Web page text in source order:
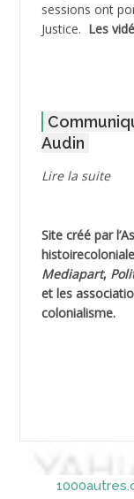
ADOUL Arab *
AGOULMINE
AHLOUCHE
AIBLIED Ahmed
AICI (ou AISSI)
sessions ont
Justice. Les
Audin
Lire la suite
Site créé par l’
Mediapart,
et les
colonialisme.